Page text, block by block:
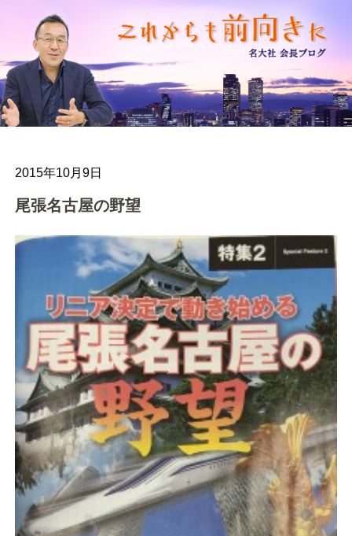
2015年10月9日
尾張名古屋の野望